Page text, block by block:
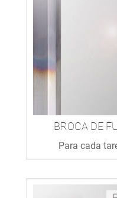
BROCA DE
Para cada